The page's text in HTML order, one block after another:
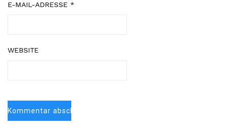
E-MAIL-ADRESSE *
WEBSITE